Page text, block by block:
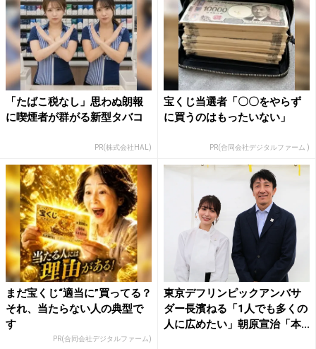
「たばこ税なし」思わぬ朗報
に喫煙者が群がる新型タバコ
PR(株式会社HAL)
宝くじ当選者「〇〇をやらず
に買うのはもったいない」
PR(合同会社デジタルファーム )
まだ宝くじ“適当に”買ってる？
それ、当たらない人の典型で
す
PR(合同会社デジタルファーム)
東京デフリンピックアンバサ
ダー長濱ねる「1人でも多くの
人に広めたい」朝原宣治「本...